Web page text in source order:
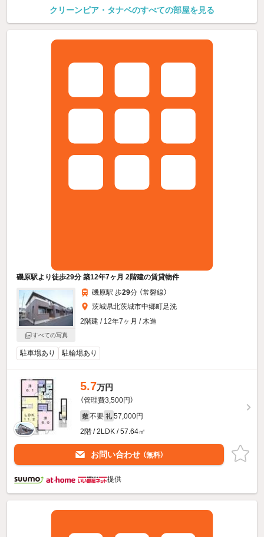
クリーンピア・タナベのすべての部屋を見る
磯原駅より徒歩29分 築12年7ヶ月 2階建の賃貸物件
すべての写真
磯原駅 歩29分 （常磐線）
茨城県北茨城市中郷町足洗
2階建 / 12年7ヶ月 / 木造
駐車場あり 駐輪場あり
5.7万円
（管理費3,500円）
敷 不要 礼 57,000円
2階 / 2LDK / 57.64㎡
お問い合わせ （無料）
提供